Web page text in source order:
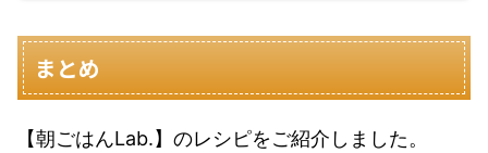
まとめ
【朝ごはんLab.】のレシピをご紹介しました。